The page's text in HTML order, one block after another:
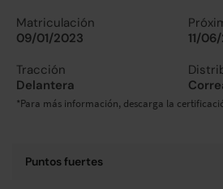
Matriculación
09/01/2023
11/
Tracción
Delantera
*Para más información, descarga la
Puntos fuertes